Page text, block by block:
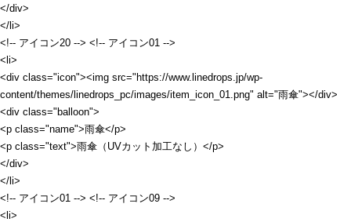
</div>
</li>
<!-- アイコン20 --> <!-- アイコン01 -->
<li>
<div class="icon"><img src="https://www.linedrops.jp/wp-
content/themes/linedrops_pc/images/item_icon_01.png" alt="雨傘"></div>
<div class="balloon">
<p class="name">雨傘</p>
<p class="text">雨傘（UVカット加工なし）</p>
</div>
</li>
<!-- アイコン01 --> <!-- アイコン09 -->
<li>